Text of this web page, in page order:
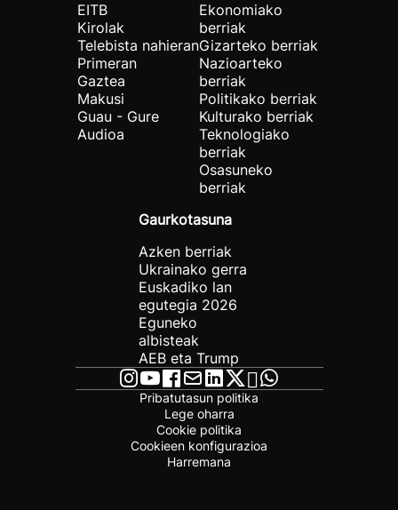
EITB
Kirolak
Telebista nahieran
Primeran
Gaztea
Makusi
Guau - Gure
Audioa
Ekonomiako
berriak
Gizarteko berriak
Nazioarteko
berriak
Politikako berriak
Kulturako berriak
Teknologiako
berriak
Osasuneko
berriak
Gaurkotasuna
Azken berriak
Ukrainako gerra
Euskadiko lan
egutegia 2026
Eguneko
albisteak
AEB eta Trump
Pribatutasun politika
Lege oharra
Cookie politika
Cookieen konfigurazioa
Harremana